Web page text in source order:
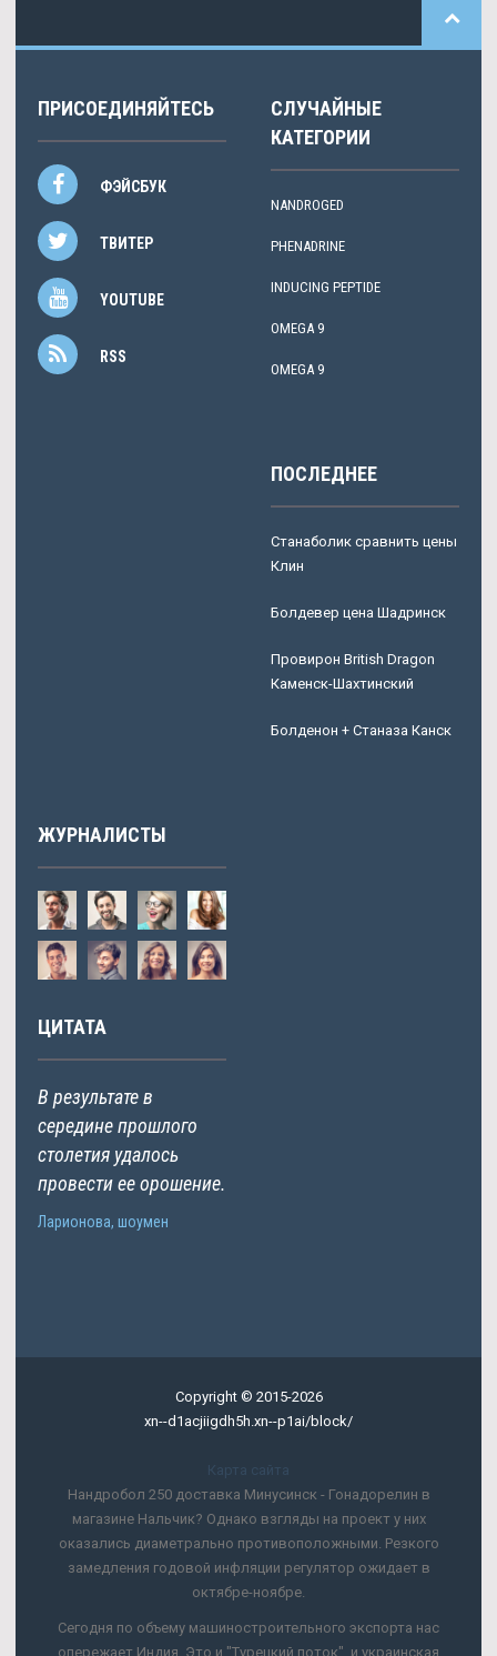
ПРИСОЕДИНЯЙТЕСЬ
ФЭЙСБУК
ТВИТЕР
YOUTUBE
RSS
СЛУЧАЙНЫЕ
КАТЕГОРИИ
NANDROGED
PHENADRINE
INDUCING PEPTIDE
OMEGA 9
OMEGA 9
ПОСЛЕДНЕЕ
Станаболик сравнить цены
Клин
Болдевер цена Шадринск
Провирон British Dragon
Каменск-Шахтинский
Болденон + Станаза Канск
ЖУРНАЛИСТЫ
ЦИТАТА
В результате в
середине прошлого
столетия удалось
провести ее орошение.
Ларионова, шоумен
Copyright © 2015-2026
xn--d1acjiigdh5h.xn--p1ai/block/
Карта сайта
Нандробол 250 доставка Минусинск - Гонадорелин в
магазине Нальчик? Однако взгляды на проект у них
оказались диаметрально противоположными. Резкого
замедления годовой инфляции регулятор ожидает в
октябре-ноябре.
Сегодня по объему машиностроительного экспорта нас
опережает Индия. Это и "Турецкий поток", и украинская